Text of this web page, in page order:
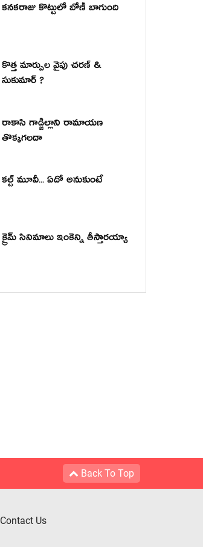
కనకరాజు కొట్టులో బోణీ బాగుంది
కొత్త మార్పుల వైపు చరణ్ &
సుకుమార్ ?
రాకాసి గాడ్జిల్లాని రామాయణ
తొక్కగలదా
కల్ట్ మూవీ... ఏదో అనుకుంటే
క్రైమ్ సినిమాలు ఇంకెన్ని తీస్తారయ్యా
Back To Top
Contact Us